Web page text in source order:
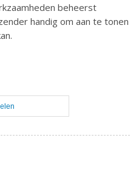
beheerst
handig om aan te tonen